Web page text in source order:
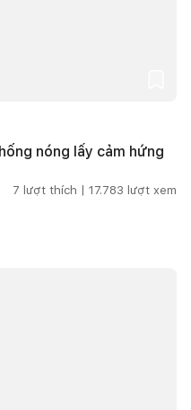
nóng lấy cảm hứng
7 lượt thích | 17.783 lượt xem